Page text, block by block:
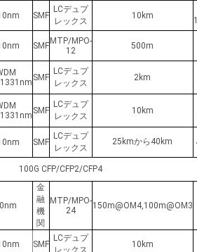
SMF
LCデュプ
レックス
10km
SMF MTP/MPO-
12
500m
SMF
LCデュプ
レックス
2km
SMF
LCデュプ
レックス
10km
SMF
LCデュプ
レックス
25kmから40km
100G CFP/CFP2/CFP4
金
融
機
関
MTP/MPO-
24
150m@OM4,100m@OM3
SMF
LCデュプ
10km